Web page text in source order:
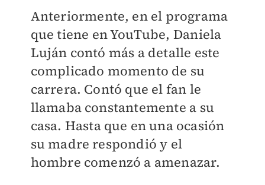
Anteriormente, en el programa
que tiene en YouTube, Daniela
Luján contó más a detalle este
complicado momento de su
carrera. Contó que el fan le
llamaba constantemente a su
casa. Hasta que en una ocasión
su madre respondió y el
hombre comenzó a amenazar.